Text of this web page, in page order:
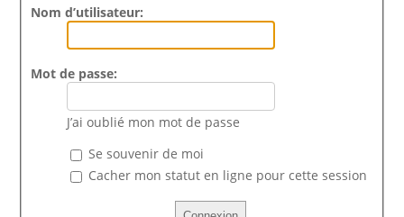
Nom d’utilisateur:
Mot de passe:
J’ai oublié mon mot de passe
Se souvenir de moi
Cacher mon statut en ligne pour cette session